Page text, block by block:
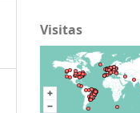
Visitas